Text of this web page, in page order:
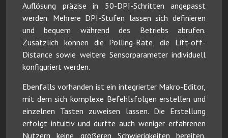
Auflösung präzise in 50-DPI-Schritten angepasst
werden. Mehrere DPI-Stufen lassen sich definieren
und bequem während des Betriebs abrufen.
Zusätzlich können die Polling-Rate, die Lift-off-
Distance sowie weitere Sensorparameter individuell
konfiguriert werden.
Ebenfalls vorhanden ist ein integrierter Makro-Editor,
mit dem sich komplexe Befehlsfolgen erstellen und
einzelnen Tasten zuweisen lassen. Die Erstellung
erfolgt intuitiv und dürfte auch weniger erfahrenen
Nutzern keine größeren Schwierigkeiten bereiten.